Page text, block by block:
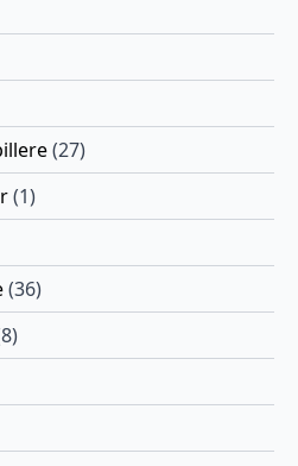
(27)
(1)
(36)